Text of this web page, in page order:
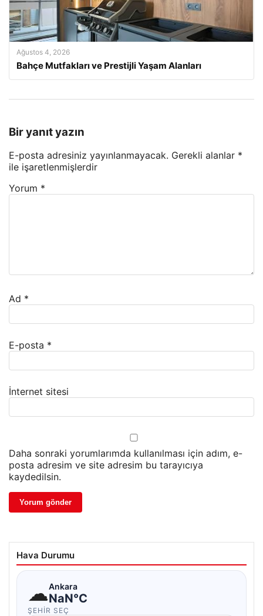
Ağustos 4, 2026
Bahçe Mutfakları ve Prestijli Yaşam Alanları
Bir yanıt yazın
E-posta adresiniz yayınlanmayacak. Gerekli alanlar *
ile işaretlenmişlerdir
Yorum *
Ad *
E-posta *
İnternet sitesi
Daha sonraki yorumlarımda kullanılması için adım, e-
posta adresim ve site adresim bu tarayıcıya
kaydedilsin.
Hava Durumu
☁Ankara
NaN°C
ŞEHIR SEÇ